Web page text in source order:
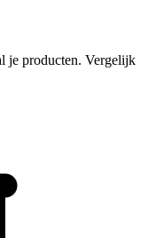
je producten. Vergelijk